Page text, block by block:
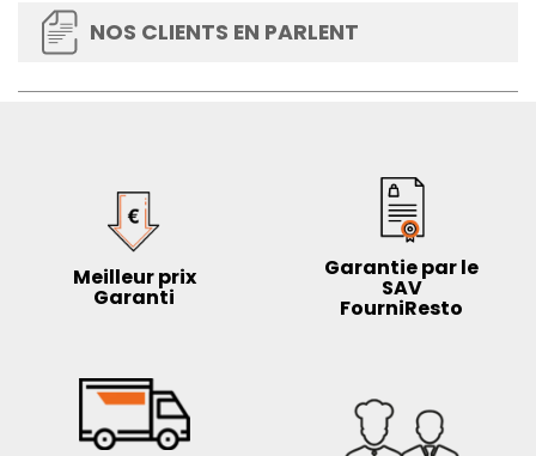
NOS CLIENTS EN PARLENT
Meilleur prix
Garanti
Garantie par le
SAV
FourniResto